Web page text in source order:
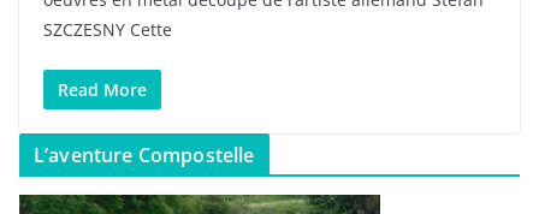
SZCZESNY Cette
Read More
L’aventure Compostelle